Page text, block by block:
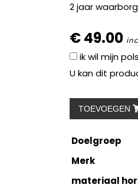
2 jaar waarborg
€ 49.00
ik wil mijn
U kan dit
TOEVOEGEN
Doelgroep
Merk
materiaal